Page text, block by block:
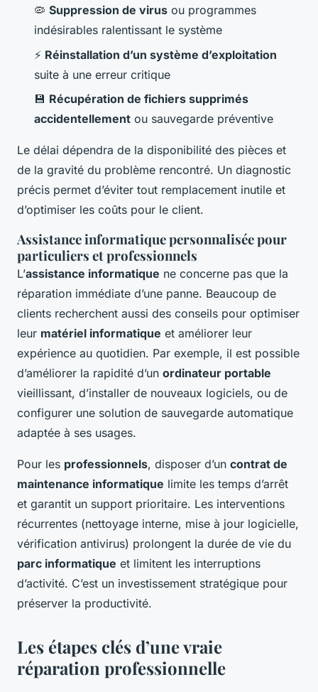
🦠 Suppression de virus ou programmes
indésirables ralentissant le système
⚡ Réinstallation d’un système d’exploitation
suite à une erreur critique
💾 Récupération de fichiers supprimés
accidentellement ou sauvegarde préventive
Le délai dépendra de la disponibilité des pièces et
de la gravité du problème rencontré. Un diagnostic
précis permet d’éviter tout remplacement inutile et
d’optimiser les coûts pour le client.
Assistance informatique personnalisée pour
particuliers et professionnels
L’assistance informatique ne concerne pas que la
réparation immédiate d’une panne. Beaucoup de
clients recherchent aussi des conseils pour optimiser
leur matériel informatique et améliorer leur
expérience au quotidien. Par exemple, il est possible
d’améliorer la rapidité d’un ordinateur portable
vieillissant, d’installer de nouveaux logiciels, ou de
configurer une solution de sauvegarde automatique
adaptée à ses usages.
Pour les professionnels, disposer d’un contrat de
maintenance informatique limite les temps d’arrêt
et garantit un support prioritaire. Les interventions
récurrentes (nettoyage interne, mise à jour logicielle,
vérification antivirus) prolongent la durée de vie du
parc informatique et limitent les interruptions
d’activité. C’est un investissement stratégique pour
préserver la productivité.
Les étapes clés d’une vraie
réparation professionnelle